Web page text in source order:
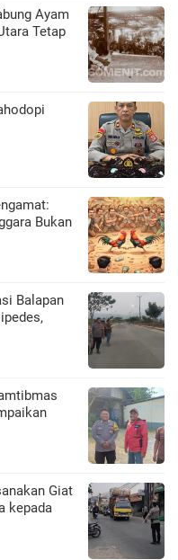
Ayam
Tetap
Bukan
Balapan
Giat
kepada